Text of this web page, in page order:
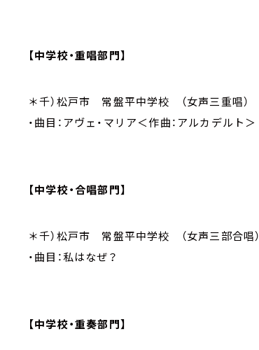
【中学校・重唱部門】
＊千）松戸市 常盤平中学校 （女声三重唱）
・曲目：アヴェ・マリア＜作曲：アルカデルト＞
【中学校・合唱部門】
＊千）松戸市 常盤平中学校 （女声三部合唱）
・曲目：私はなぜ？
【中学校・重奏部門】